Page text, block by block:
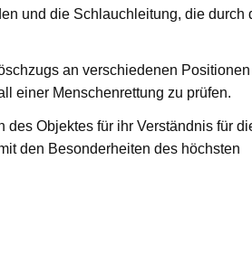
und die Schlauchleitung, die durch
an verschiedenen
einer Menschenrettung zu prüfen.
Objektes für ihr Verständnis für
den Besonderheiten des höchsten